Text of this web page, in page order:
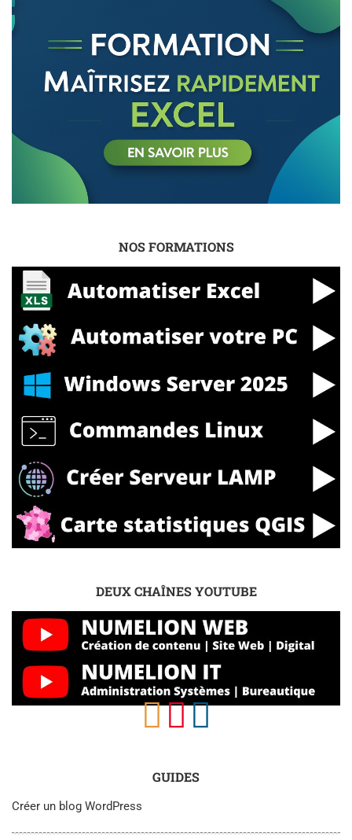
NOS FORMATIONS
DEUX CHAÎNES YOUTUBE
GUIDES
Créer un blog WordPress